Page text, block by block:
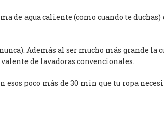
de agua caliente (como cuando te duchas)
Además al ser mucho más grande la
de lavadoras convencionales.
poco más de 30 min que tu ropa